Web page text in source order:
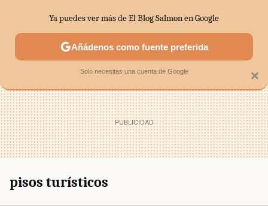
SECTORES ECONOMÍA DOMÉSTICA MERCADOS
pisos turísticos
×
Ya puedes ver más de El Blog Salmon en Google
Añádenos como fuente preferida
Solo necesitas una cuenta de Google